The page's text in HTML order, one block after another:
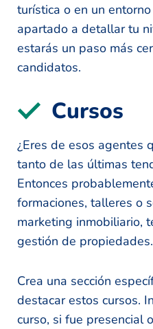
turística o en un
apartado a detallar tu
estarás un paso más
candidatos.
Cursos
¿Eres de esos agentes
tanto de las últimas
Entonces
formaciones, talleres o
marketing inmobiliario,
gestión de propiedades.
Crea una sección
destacar estos cursos.
curso, si fue presencial